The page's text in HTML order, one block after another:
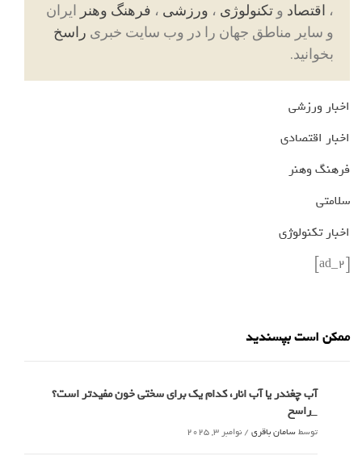
، اقتصاد و تکنولوژی ، ورزشی ، فرهنگ وهنر ایران
و سایر مناطق جهان را در وب سایت خبری راسخ
بخوانید.
اخبار ورزشی
اخبار اقتصادی
فرهنگ وهنر
سلامتی
اخبار تکنولوژی
[ad_2]
ممکن است بپسندید
آب چغندر یا آب انار، کدام‌ یک برای سختی خون مفیدتر است؟
_راسخ
توسطسامان باقری / نوامبر 3, 2025